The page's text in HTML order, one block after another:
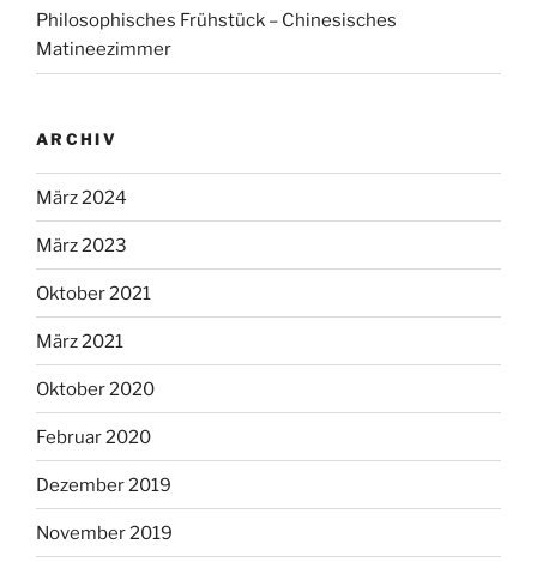
Philosophisches Frühstück – Chinesisches
Matineezimmer
ARCHIV
März 2024
März 2023
Oktober 2021
März 2021
Oktober 2020
Februar 2020
Dezember 2019
November 2019